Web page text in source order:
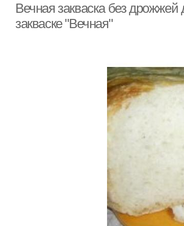
Вечная закваска без
закваске "Вечная"